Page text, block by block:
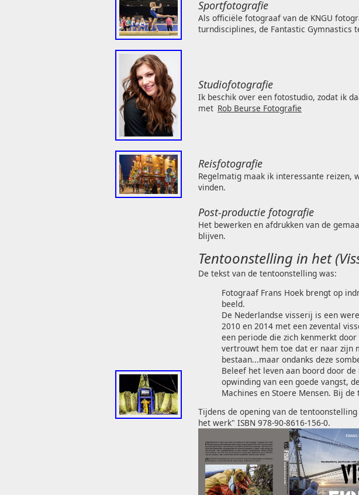
Sportfotografie
Als officiële fotograaf van de KNGU
turndisciplines, de Fantastic Gymnastics
Studiofotografie
Ik beschik over een fotostudio, zodat ik
met Rob Beurse Fotografie
Reisfotografie
Regelmatig maak ik interessante reizen,
vinden.
Post-productie fotografie
Het bewerken en afdrukken van de
blijven.
Tentoonstelling in het
De tekst van de tentoonstelling was:
Fotograaf Frans Hoek brengt op
beeld.
De Nederlandse visserij is een
2010 en 2014 met een zevental
een periode die zich kenmerkt
vertrouwt hem toe dat er naar zijn
bestaan...maar ondanks deze
Beleef het leven aan boord door
opwinding van een goede vangst,
Machines en Stoere Mensen. Bij
Tijdens de opening van de
het werk" ISBN 978-90-8616-156-0.